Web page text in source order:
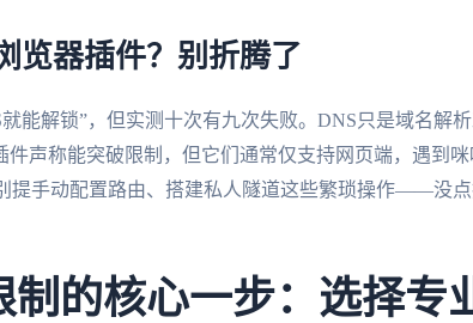
览器插件？别折腾了
能解锁”，但实测十次有九次失败。DNS只是域名解
件声称能突破限制，但它们通常仅支持网页端，遇到
提手动配置路由、搭建私人隧道这些繁琐操作——没点
制的核心一步：选择专